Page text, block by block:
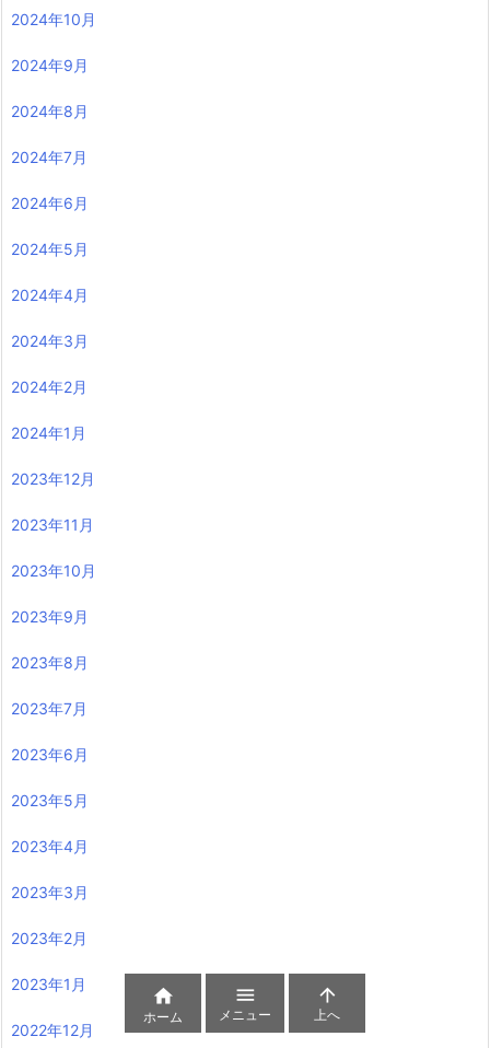
2024年10月
2024年9月
2024年8月
2024年7月
2024年6月
2024年5月
2024年4月
2024年3月
2024年2月
2024年1月
2023年12月
2023年11月
2023年10月
2023年9月
2023年8月
2023年7月
2023年6月
2023年5月
2023年4月
2023年3月
2023年2月
2023年1月
2022年12月

ホーム

メニュー

上へ